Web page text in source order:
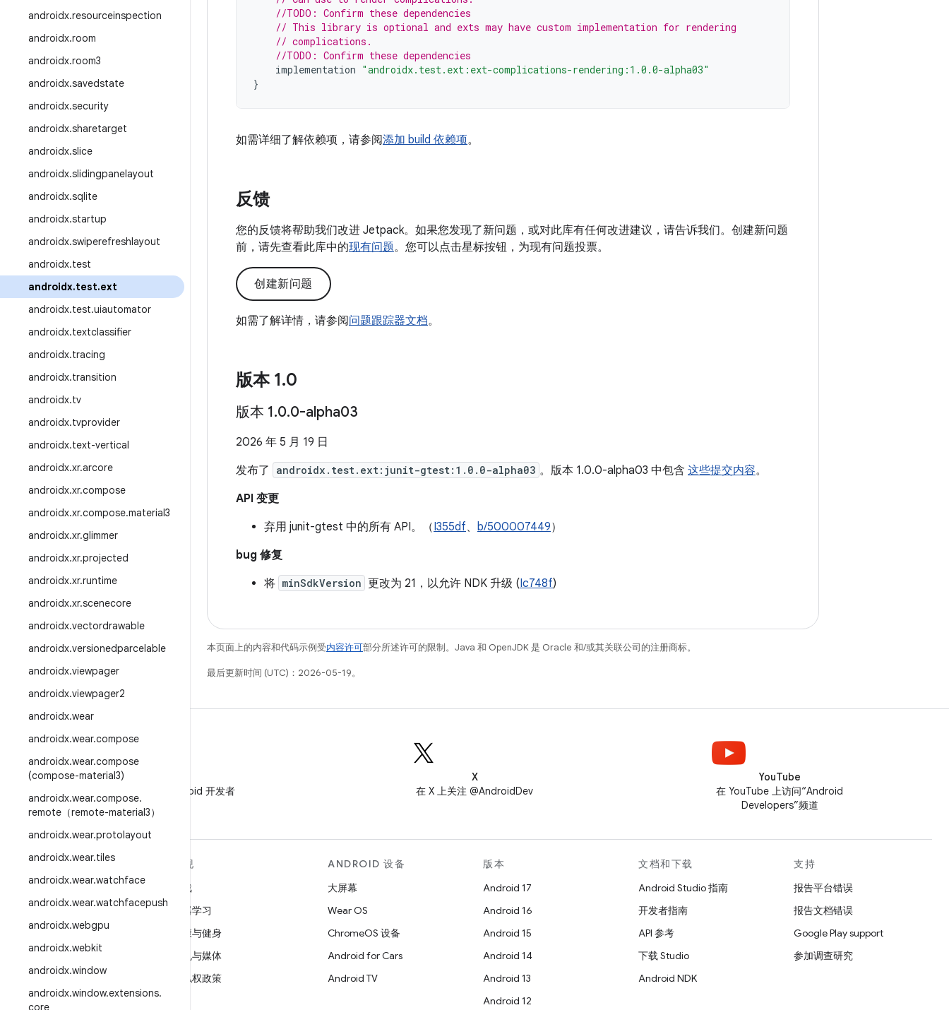
androidx.resourceinspection
androidx.room
androidx.room3
androidx.savedstate
androidx.security
androidx.sharetarget
androidx.slice
androidx.slidingpanelayout
androidx.sqlite
androidx.startup
androidx.swiperefreshlayout
androidx.test
androidx.test.ext
androidx.test.uiautomator
androidx.textclassifier
androidx.tracing
androidx.transition
androidx.tv
androidx.tvprovider
androidx.text-vertical
androidx.xr.arcore
androidx.xr.compose
androidx.xr.compose.material3
androidx.xr.glimmer
androidx.xr.projected
androidx.xr.runtime
androidx.xr.scenecore
androidx.vectordrawable
androidx.versionedparcelable
androidx.viewpager
androidx.viewpager2
androidx.wear
androidx.wear.compose
androidx.wear.compose
(compose-material3)
androidx.wear.compose.
remote（remote-material3）
androidx.wear.protolayout
androidx.wear.tiles
androidx.wear.watchface
androidx.wear.watchfacepush
androidx.webgpu
androidx.webkit
androidx.window
androidx.window.extensions.
core
//TODO: Confirm these dependencies
// This library is optional and exts may have custom implementation for rendering
// complications.
//TODO: Confirm these dependencies
implementation "androidx.test.ext:ext-complications-rendering:1.0.0-alpha03"
}
如需详细了解依赖项，请参阅添加 build 依赖项。
反馈
您的反馈将帮助我们改进 Jetpack。如果您发现了新问题，或对此库有任何改进建议，请告诉我们。创建新问题
前，请先查看此库中的现有问题。您可以点击星标按钮，为现有问题投票。
创建新问题
如需了解详情，请参阅问题跟踪器文档。
版本 1.0
版本 1.0.0-alpha03
2026 年 5 月 19 日
发布了
androidx.test.ext:junit-gtest:1.0.0-alpha03 。版本 1.0.0-alpha03 中包含 这些提交内容。
API 变更
弃用 junit-gtest 中的所有 API。（I355df、 b/500007449）
bug 修复
将 minSdkVersion 更改为 21，以允许 NDK 升级 (Ic748f)
本页面上的内容和代码示例受内容许可部分所述许可的限制。Java 和 OpenJDK 是 Oracle 和/或其关联公司的注册商标。
最后更新时间 (UTC)：2026-05-19。
在微信中关注 Android 开发者
X
在 X 上关注 @AndroidDev
YouTube
在 YouTube 上访问“Android
Developers”频道
关于 ANDROID
Android
适用于企业的 Android
安全
源代码
新闻
博客
发现
游戏
机器学习
健康与健身
相机与媒体
隐私权政策
ANDROID 设备
大屏幕
Wear OS
ChromeOS 设备
Android for Cars
Android TV
版本
Android 17
Android 16
Android 15
Android 14
Android 13
Android 12
文档和下载
Android Studio 指南
开发者指南
API 参考
下载 Studio
Android NDK
支持
报告平台错误
报告文档错误
Google Play support
参加调查研究